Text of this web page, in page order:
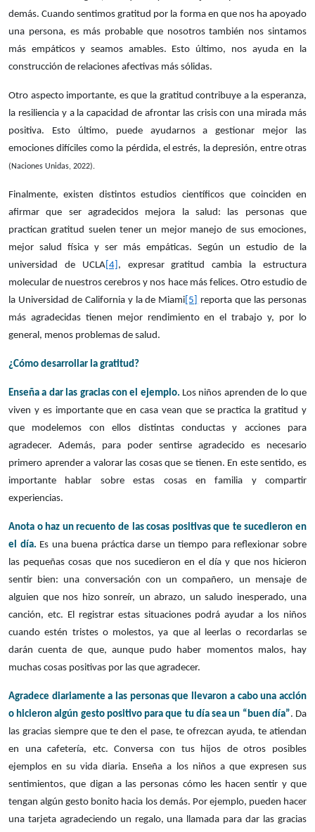
demás. Cuando sentimos gratitud por la forma en que nos ha apoyado
una persona, es más probable que nosotros también nos sintamos
más empáticos y seamos amables. Esto último, nos ayuda en la
construcción de relaciones afectivas más sólidas.
Otro aspecto importante, es que la gratitud contribuye a la esperanza,
la resiliencia y a la capacidad de afrontar las crisis con una mirada más
positiva. Esto último, puede ayudarnos a gestionar mejor las
emociones difíciles como la pérdida, el estrés, la depresión, entre otras
(Naciones Unidas, 2022).
Finalmente, existen distintos estudios científicos que coinciden en
afirmar que ser agradecidos mejora la salud: las personas que
practican gratitud suelen tener un mejor manejo de sus emociones,
mejor salud física y ser más empáticas. Según un estudio de la
universidad de UCLA[4] , expresar gratitud cambia la estructura
molecular de nuestros cerebros y nos hace más felices. Otro estudio de
la Universidad de California y la de Miami [5]
reporta que las personas
más agradecidas tienen mejor rendimiento en el trabajo y, por lo
general, menos problemas de salud.
¿Cómo desarrollar la gratitud?
Enseña a dar las gracias con el ejemplo. Los niños aprenden de lo que
viven y es importante que en casa vean que se practica la gratitud y
que modelemos con ellos distintas conductas y acciones para
agradecer. Además, para poder sentirse agradecido es necesario
primero aprender a valorar las cosas que se tienen. En este sentido, es
importante hablar sobre estas cosas en familia y compartir
experiencias.
Anota o haz un recuento de las cosas positivas que te sucedieron en
el día. Es una buena práctica darse un tiempo para reflexionar sobre
las pequeñas cosas que nos sucedieron en el día y que nos hicieron
sentir bien: una conversación con un compañero, un mensaje de
alguien que nos hizo sonreír, un abrazo, un saludo inesperado, una
canción, etc. El registrar estas situaciones podrá ayudar a los niños
cuando estén tristes o molestos, ya que al leerlas o recordarlas se
darán cuenta de que, aunque pudo haber momentos malos, hay
muchas cosas positivas por las que agradecer.
Agradece diariamente a las personas que llevaron a cabo una acción
o hicieron algún gesto positivo para que tu día sea un “buen día”. Da
las gracias siempre que te den el pase, te ofrezcan ayuda, te atiendan
en una cafetería, etc. Conversa con tus hijos de otros posibles
ejemplos en su vida diaria. Enseña a los niños a que expresen sus
sentimientos, que digan a las personas cómo les hacen sentir y que
tengan algún gesto bonito hacia los demás. Por ejemplo, pueden hacer
una tarjeta agradeciendo un regalo, una llamada para dar las gracias